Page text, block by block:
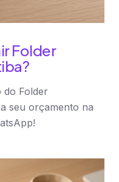
Folder
do Folder
seu orçamento na